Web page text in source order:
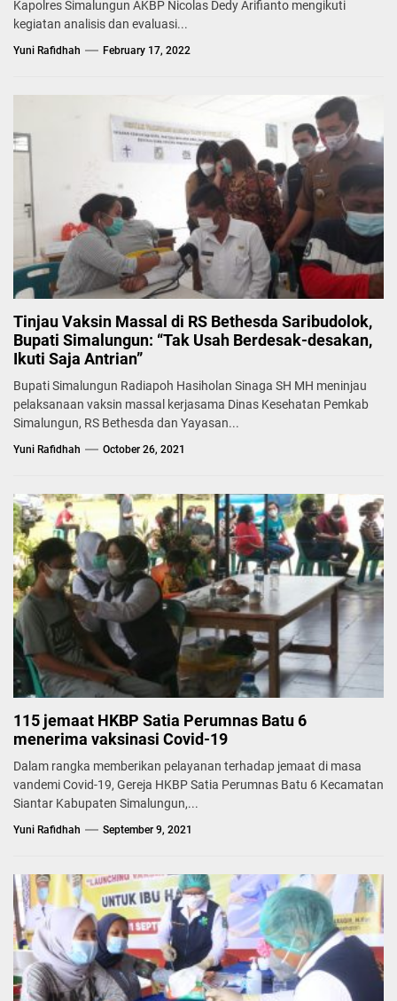
Kapolres Simalungun AKBP Nicolas Dedy Arifianto mengikuti
kegiatan analisis dan evaluasi...
Yuni Rafidhah February 17, 2022
Tinjau Vaksin Massal di RS Bethesda Saribudolok,
Bupati Simalungun: “Tak Usah Berdesak-desakan,
Ikuti Saja Antrian”
Bupati Simalungun Radiapoh Hasiholan Sinaga SH MH meninjau
pelaksanaan vaksin massal kerjasama Dinas Kesehatan Pemkab
Simalungun, RS Bethesda dan Yayasan...
Yuni Rafidhah October 26, 2021
115 jemaat HKBP Satia Perumnas Batu 6
menerima vaksinasi Covid-19
Dalam rangka memberikan pelayanan terhadap jemaat di masa
vandemi Covid-19, Gereja HKBP Satia Perumnas Batu 6 Kecamatan
Siantar Kabupaten Simalungun,...
Yuni Rafidhah September 9, 2021